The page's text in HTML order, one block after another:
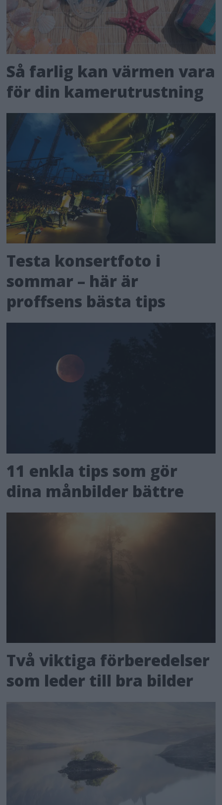
Så farlig kan värmen vara
för din kamerutrustning
Testa konsertfoto i
sommar – här är
proffsens bästa tips
11 enkla tips som gör
dina månbilder bättre
Två viktiga förberedelser
som leder till bra bilder